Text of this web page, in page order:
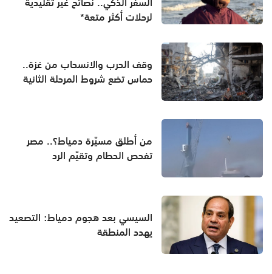
لرحلات أكثر متعة*
وقف الحرب والانسحاب من غزة..
حماس تضع شروط المرحلة الثانية
من أطلق مسيّرة دمياط؟.. مصر
تفحص الحطام وتقيّم الرد
السيسي بعد هجوم دمياط: التصعيد
يهدد المنطقة